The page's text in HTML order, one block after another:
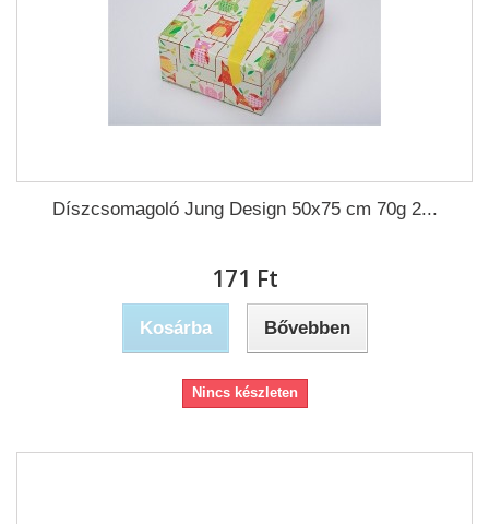
Díszcsomagoló Jung Design 50x75 cm 70g 2...
171 Ft‎
Kosárba Bővebben
Nincs készleten